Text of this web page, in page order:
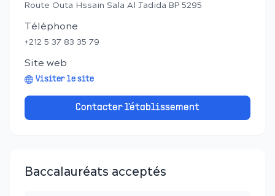
Route Outa Hssain Sala Al Jadida BP 5295
Téléphone
+212 5 37 83 35 79
Site web
Visiter le site
Contacter l'établissement
Baccalauréats acceptés